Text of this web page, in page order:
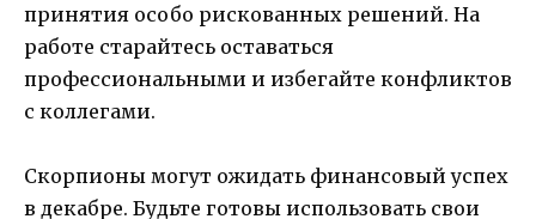
принятия особо рискованных решений. На
работе старайтесь оставаться
профессиональными и избегайте конфликтов
с коллегами.
Скорпионы могут ожидать финансовый успех
в декабре. Будьте готовы использовать свои